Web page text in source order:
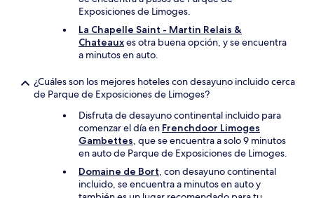
Exposiciones de Limoges.
La Chapelle Saint - Martin Relais &
Chateauxes otra buena opción, y se encuentra
a minutos en auto.
¿Cuáles son los mejores hoteles con desayuno incluido cerca
de Parque de Exposiciones de Limoges?
Disfruta de desayuno continental incluido para
comenzar el día en Frenchdoor Limoges
Gambettes, que se encuentra a solo 9 minutos
en auto de Parque de Exposiciones de Limoges.
Domaine de Bort, con desayuno continental
incluido, se encuentra a minutos en auto y